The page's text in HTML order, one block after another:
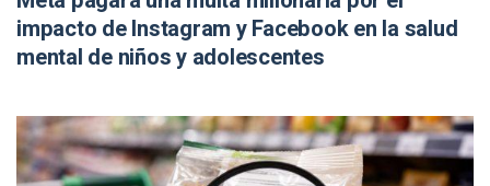
impacto de Instagram y Facebook en la salud
mental de niños y adolescentes